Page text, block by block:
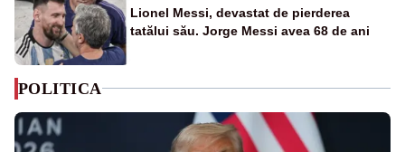
Lionel Messi, devastat de pierderea
tatălui său. Jorge Messi avea 68 de ani
POLITICA